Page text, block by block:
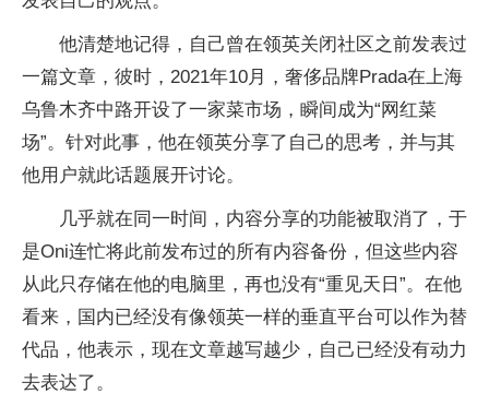
他清楚地记得，自己曾在领英关闭社区之前发表过
一篇文章，彼时，2021年10月，奢侈品牌Prada在上海
乌鲁木齐中路开设了一家菜市场，瞬间成为“网红菜
场”。针对此事，他在领英分享了自己的思考，并与其
他用户就此话题展开讨论。
几乎就在同一时间，内容分享的功能被取消了，于
是Oni连忙将此前发布过的所有内容备份，但这些内容
从此只存储在他的电脑里，再也没有“重见天日”。在他
看来，国内已经没有像领英一样的垂直平台可以作为替
代品，他表示，现在文章越写越少，自己已经没有动力
去表达了。